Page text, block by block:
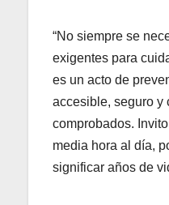
“No siempre se
exigentes para
es un acto de
accesible, seguro y
comprobados.
media hora al día,
significar años de